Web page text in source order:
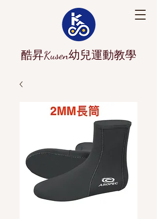
酷昇Kusen幼兒運動教學